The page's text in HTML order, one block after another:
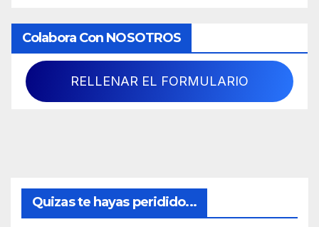
Colabora Con NOSOTROS
RELLENAR EL FORMULARIO
Quizas te hayas peridido...